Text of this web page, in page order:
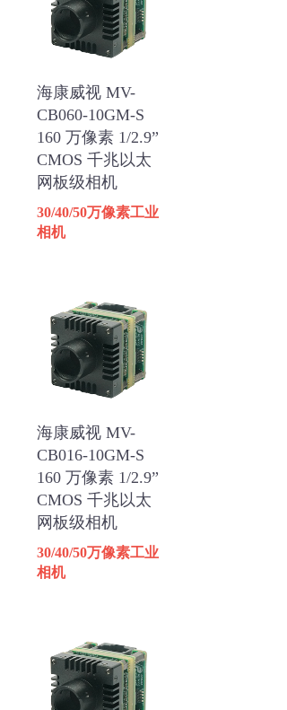
海康威视 MV-
CB060-10GM-S
160 万像素 1/2.9”
CMOS 千兆以太
网板级相机
30/40/50万像素工业
相机
海康威视 MV-
CB016-10GM-S
160 万像素 1/2.9”
CMOS 千兆以太
网板级相机
30/40/50万像素工业
相机